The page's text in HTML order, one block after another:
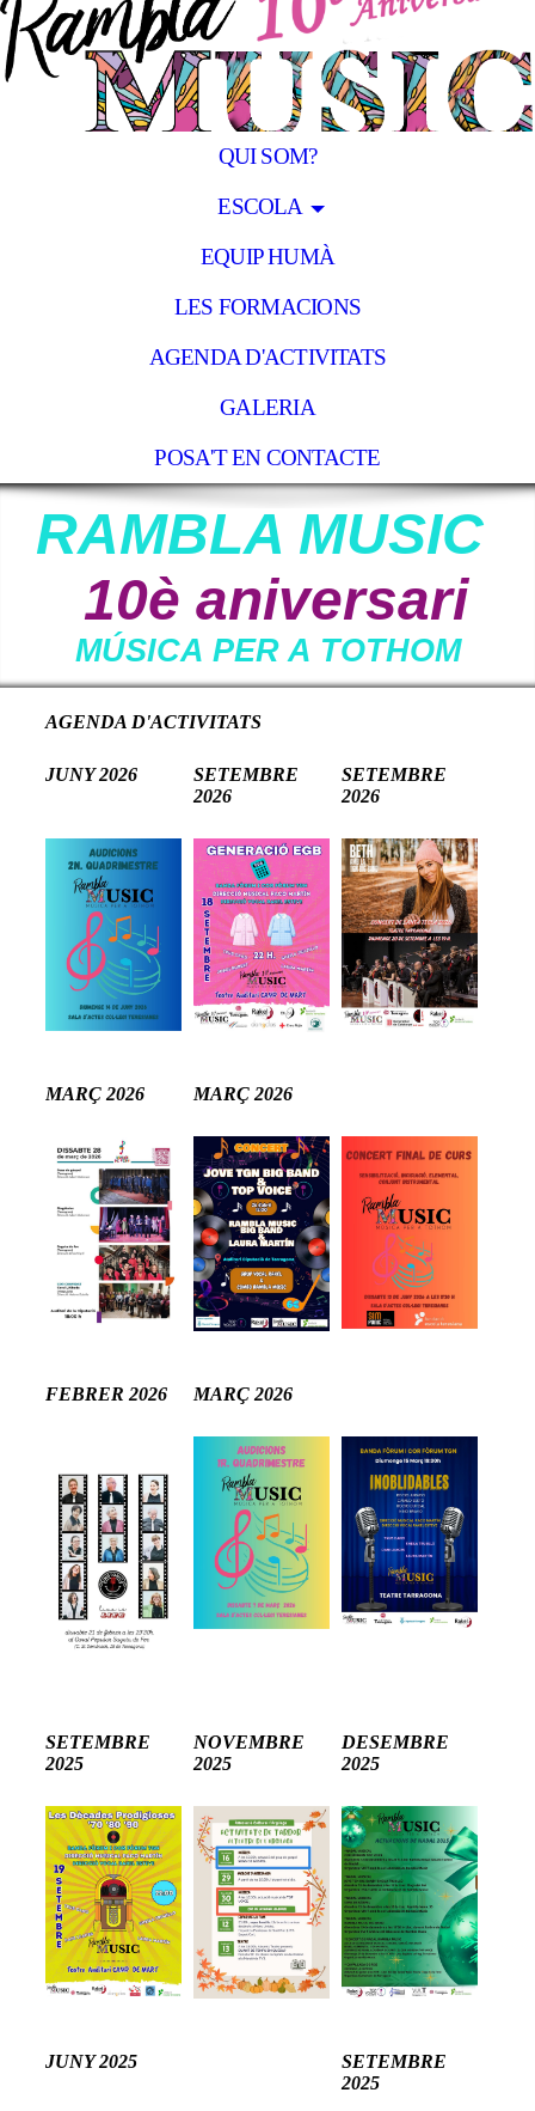
QUI SOM?
ESCOLA
EQUIP HUMÀ
LES FORMACIONS
AGENDA D'ACTIVITATS
GALERIA
POSA'T EN CONTACTE
RAMBLA MUSIC
10è aniversari
MÚSICA PER A TOTHOM
AGENDA D'ACTIVITATS
JUNY 2026
SETEMBRE
2026
SETEMBRE
2026
MARÇ 2026 MARÇ 2026
FEBRER 2026 MARÇ 2026
SETEMBRE
2025
NOVEMBRE
2025
DESEMBRE
2025
JUNY 2025
SETEMBRE
2025